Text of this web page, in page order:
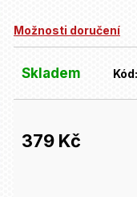
Možnosti doručení
Skladem Kód:
379 Kč
í
?
HLEDAT